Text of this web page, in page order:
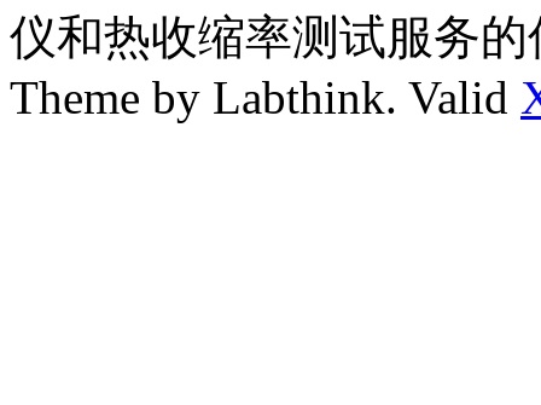
仪和热收缩率测试服务
Theme by Labthink. Valid